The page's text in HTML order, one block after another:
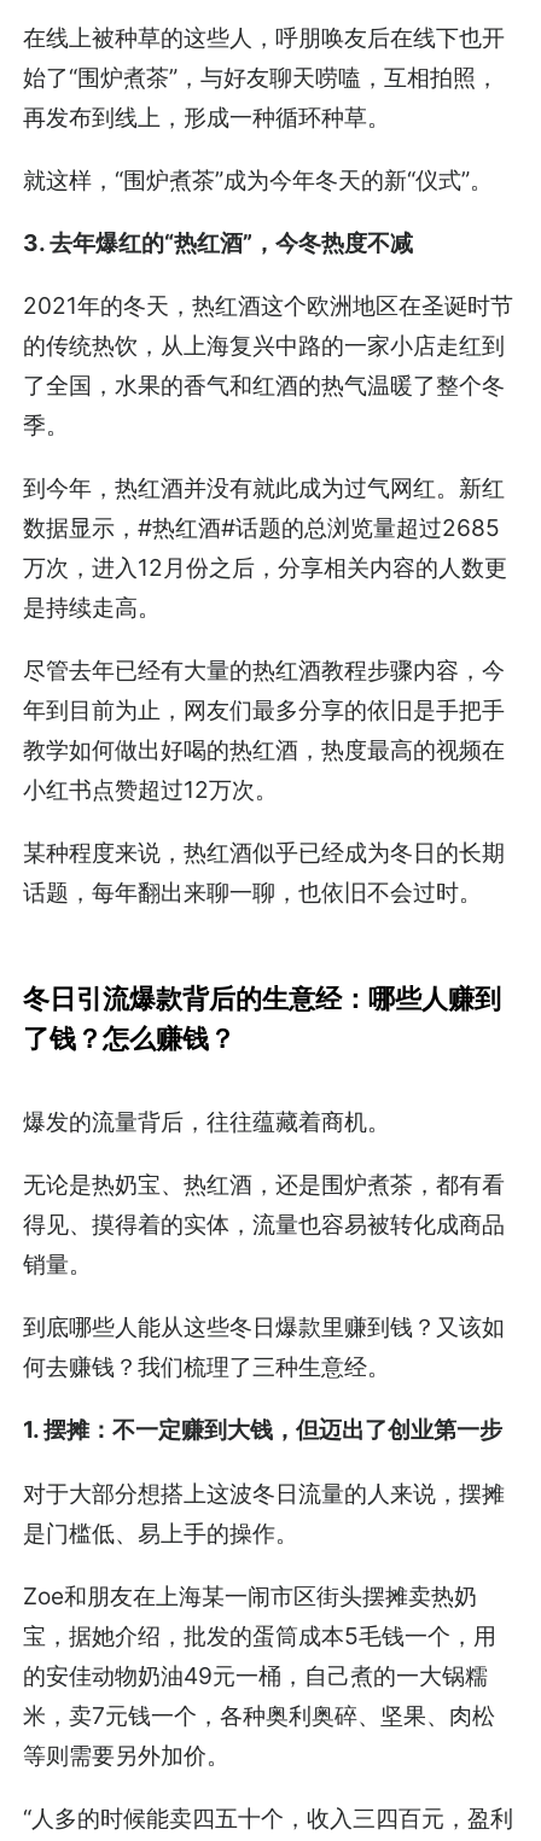
在线上被种草的这些人，呼朋唤友后在线下也开
始了“围炉煮茶”，与好友聊天唠嗑，互相拍照，
再发布到线上，形成一种循环种草。
就这样，“围炉煮茶”成为今年冬天的新“仪式”。
3. 去年爆红的“热红酒”，今冬热度不减
2021年的冬天，热红酒这个欧洲地区在圣诞时节
的传统热饮，从上海复兴中路的一家小店走红到
了全国，水果的香气和红酒的热气温暖了整个冬
季。
到今年，热红酒并没有就此成为过气网红。新红
数据显示，#热红酒#话题的总浏览量超过2685
万次，进入12月份之后，分享相关内容的人数更
是持续走高。
尽管去年已经有大量的热红酒教程步骤内容，今
年到目前为止，网友们最多分享的依旧是手把手
教学如何做出好喝的热红酒，热度最高的视频在
小红书点赞超过12万次。
某种程度来说，热红酒似乎已经成为冬日的长期
话题，每年翻出来聊一聊，也依旧不会过时。
冬日引流爆款背后的生意经：哪些人赚到
了钱？怎么赚钱？
爆发的流量背后，往往蕴藏着商机。
无论是热奶宝、热红酒，还是围炉煮茶，都有看
得见、摸得着的实体，流量也容易被转化成商品
销量。
到底哪些人能从这些冬日爆款里赚到钱？又该如
何去赚钱？我们梳理了三种生意经。
1. 摆摊：不一定赚到大钱，但迈出了创业第一步
对于大部分想搭上这波冬日流量的人来说，摆摊
是门槛低、易上手的操作。
Zoe和朋友在上海某一闹市区街头摆摊卖热奶
宝，据她介绍，批发的蛋筒成本5毛钱一个，用
的安佳动物奶油49元一桶，自己煮的一大锅糯
米，卖7元钱一个，各种奥利奥碎、坚果、肉松
等则需要另外加价。
“人多的时候能卖四五十个，收入三四百元，盈利